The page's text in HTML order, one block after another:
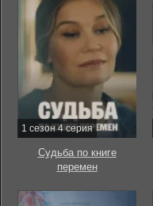
1 сезон 4 серия
Судьба по книге
перемен